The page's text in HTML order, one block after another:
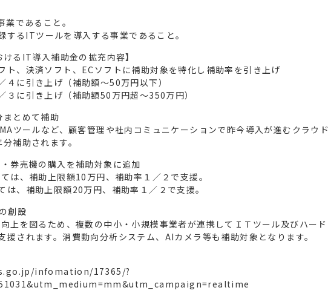
であること。
るITツールを導入する事業であること。
るIT導入補助金の拡充内容】
、決済ソフト、ECソフトに補助対象を特化し補助率を引き上げ
４に引き上げ（補助額～50万円以下）
３に引き上げ（補助額50万円超～350万円）
とめて補助
ツールなど、顧客管理や社内コミュニケーションで昨今導入が進むクラウド
補助されます。
券売機の購入を補助対象に追加
は、補助上限額10万円、補助率１／２で支援。
は、補助上限額20万円、補助率１／２で支援。
創設
上を図るため、複数の中小・小規模事業者が連携してＩＴツール及びハード
援されます。消費動向分析システム、AIカメラ等も補助対象となります。
infomation/17365/?